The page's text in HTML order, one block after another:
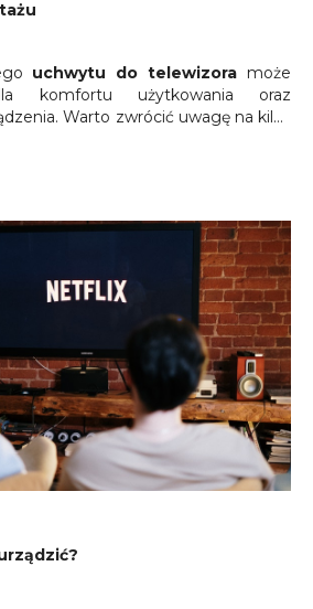
uchwytu do telewizora może
komfortu użytkowania oraz
Warto zwrócić uwagę na kilka
oraz sposób montażu.